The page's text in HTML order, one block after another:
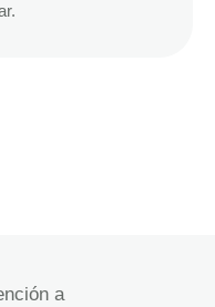
a